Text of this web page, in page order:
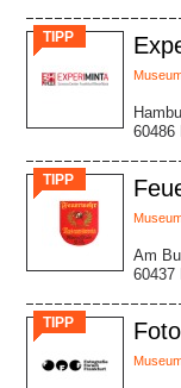
TIPP
60486
TIPP
Am
60437
TIPP